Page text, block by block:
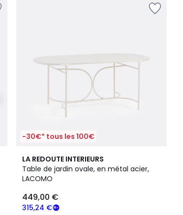
-30€* tous les 100€
LA REDOUTE INTERIEURS
Table de jardin ovale, en métal acier,
LACOMO
315,24 €
449,00 €